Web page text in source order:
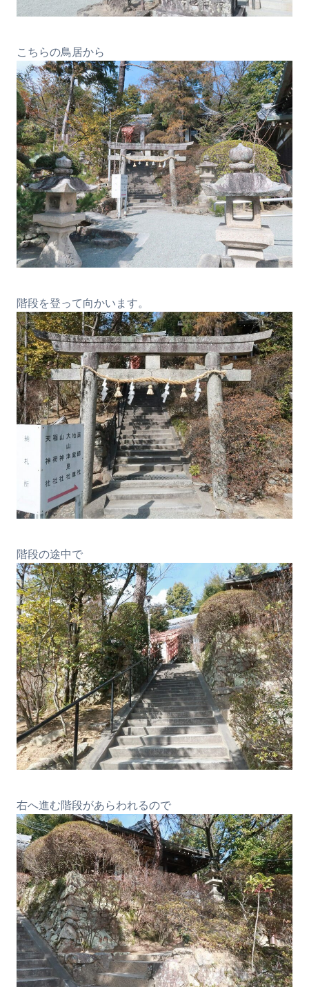
こちらの鳥居から
階段を登って向かいます。
階段の途中で
右へ進む階段があらわれるので